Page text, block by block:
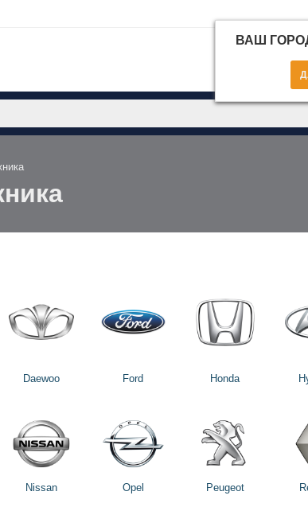
ВАШ
Daewoo Ford Honda
Nissan Opel Peugeot